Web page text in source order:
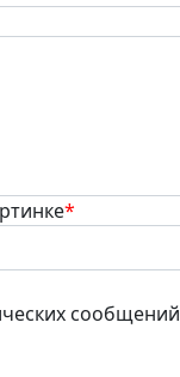
*
сообщений